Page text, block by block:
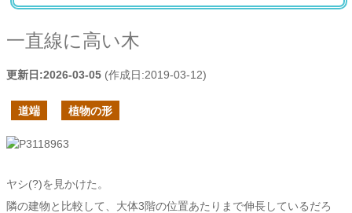
一直線に高い木
更新日:2026-03-05 (作成日:2019-03-12)
道端 植物の形
ヤシ(?)を見かけた。
隣の建物と比較して、大体3階の位置あたりまで伸長しているだろ